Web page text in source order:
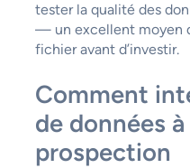
tester la qualité des
— un excellent moyen
fichier avant d’investir.
Comment
de données
prospection